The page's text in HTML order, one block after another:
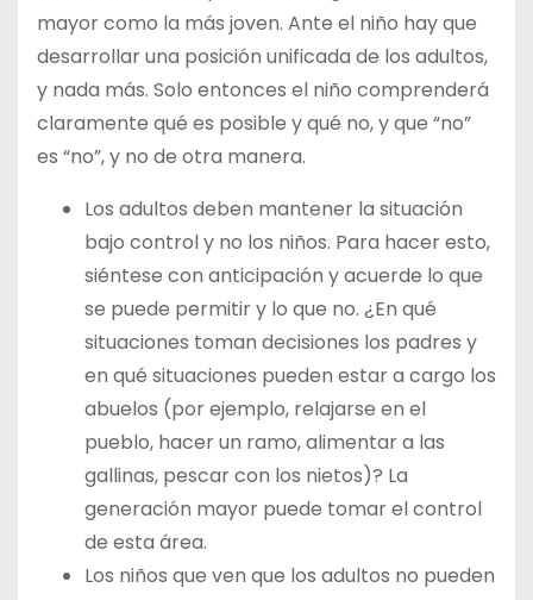
mayor como la más joven. Ante el niño hay que
desarrollar una posición unificada de los adultos,
y nada más. Solo entonces el niño comprenderá
claramente qué es posible y qué no, y que “no”
es “no”, y no de otra manera.
Los adultos deben mantener la situación
bajo control y no los niños. Para hacer esto,
siéntese con anticipación y acuerde lo que
se puede permitir y lo que no. ¿En qué
situaciones toman decisiones los padres y
en qué situaciones pueden estar a cargo los
abuelos (por ejemplo, relajarse en el
pueblo, hacer un ramo, alimentar a las
gallinas, pescar con los nietos)? La
generación mayor puede tomar el control
de esta área.
Los niños que ven que los adultos no pueden